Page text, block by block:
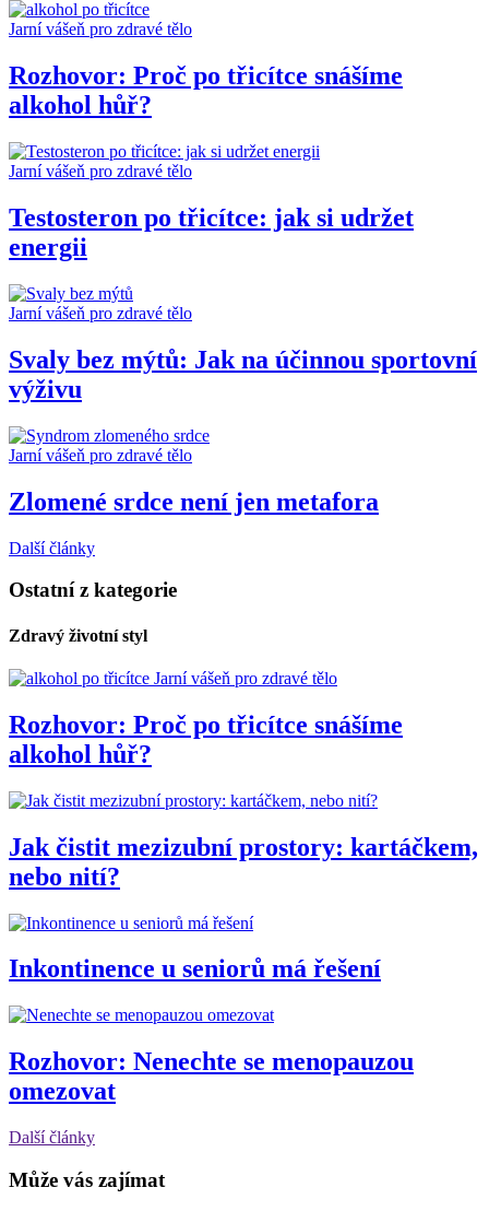
Jarní vášeň pro zdravé tělo
Rozhovor: Proč po třicítce snášíme
alkohol hůř?
Jarní vášeň pro zdravé tělo
Testosteron po třicítce: jak si udržet
energii
Jarní vášeň pro zdravé tělo
Svaly bez mýtů: Jak na účinnou sportovní
výživu
Jarní vášeň pro zdravé tělo
Zlomené srdce není jen metafora
Další články
Ostatní z kategorie
Zdravý životní styl
Jarní vášeň pro zdravé tělo
Rozhovor: Proč po třicítce snášíme
alkohol hůř?
Jak čistit mezizubní prostory: kartáčkem,
nebo nití?
Inkontinence u seniorů má řešení
Rozhovor: Nenechte se menopauzou
omezovat
Další články
Může vás zajímat